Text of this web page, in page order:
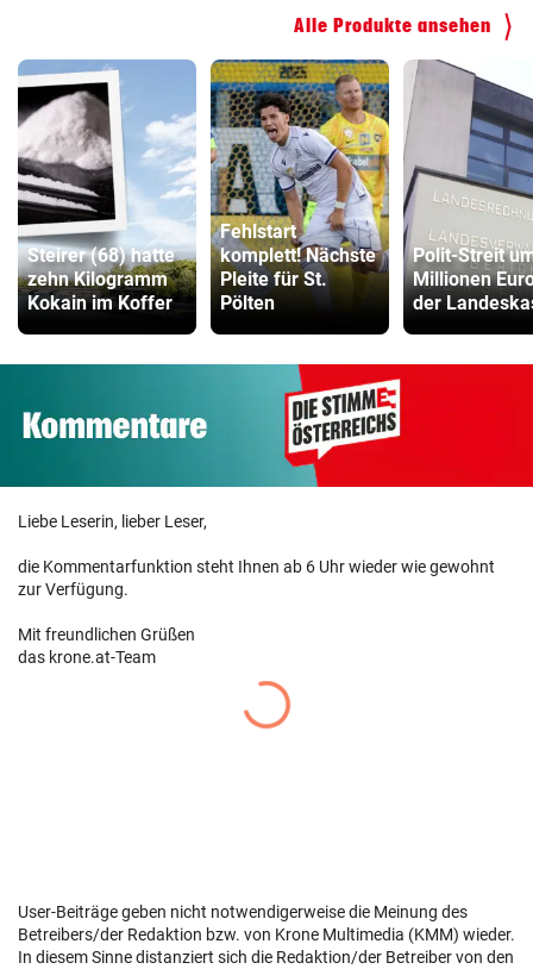
Alle Produkte ansehen
Steirer (68) hatte
zehn Kilogramm
Kokain im Koffer
Fehlstart
komplett! Nächste
Pleite für St.
Pölten
Polit-Streit
Millionen
der
Liebe Leserin, lieber Leser,
die Kommentarfunktion steht Ihnen ab 6 Uhr wieder wie gewohnt
zur Verfügung.
Mit freundlichen Grüßen
das krone.at-Team
User-Beiträge geben nicht notwendigerweise die Meinung des
Betreibers/der Redaktion bzw. von Krone Multimedia (KMM) wieder.
In diesem Sinne distanziert sich die Redaktion/der Betreiber von den